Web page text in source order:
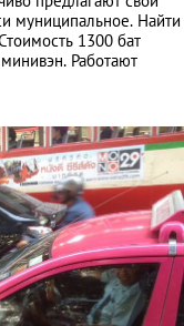
муниципальное. Найти
1300 бат
Работают